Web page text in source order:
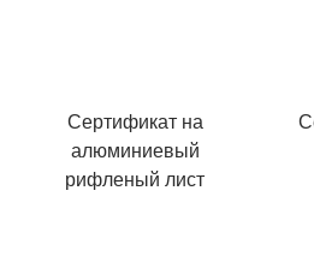
Сертификат на
алюминиевый
рифленый лист